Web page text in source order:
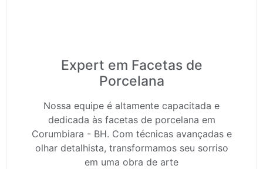
Expert em Facetas de
Porcelana
Nossa equipe é altamente capacitada e
dedicada às facetas de porcelana em
Corumbiara - BH. Com técnicas avançadas e
olhar detalhista, transformamos seu sorriso
em uma obra de arte